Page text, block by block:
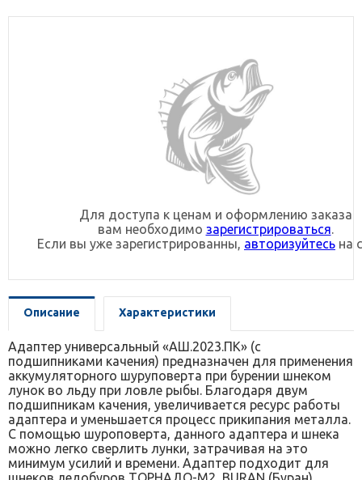
Для доступа к ценам и оформлению заказа
вам необходимо зарегистрироваться.
Если вы уже зарегистрированны, авторизуйтесь на
Описание Характеристики
Адаптер универсальный «АШ.2023.ПК» (с
подшипниками качения) предназначен для применения
аккумуляторного шуруповерта при бурении шнеком
лунок во льду при ловле рыбы. Благодаря двум
подшипникам качения, увеличивается ресурс работы
адаптера и уменьшается процесс прикипания металла.
С помощью шуроповерта, данного адаптера и шнека
можно легко сверлить лунки, затрачивая на это
минимум усилий и времени. Адаптер подходит для